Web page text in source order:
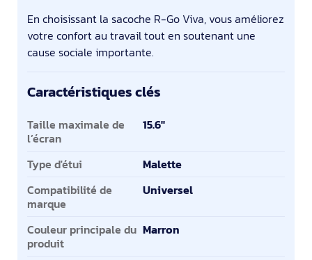
En choisissant la sacoche R-Go Viva, vous améliorez
votre confort au travail tout en soutenant une
cause sociale importante.
Caractéristiques clés
Caractéristiques clés
Taille maximale de
l’écran
15.6"
Type d'étui
Malette
Compatibilité de
marque
Universel
Couleur principale du
produit
Marron